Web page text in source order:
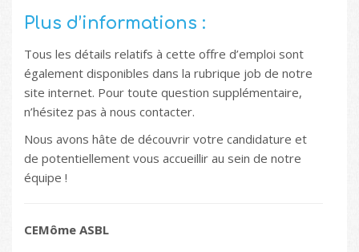
Plus d’informations :
Tous les détails relatifs à cette offre d’emploi sont
également disponibles dans la rubrique job de notre
site internet. Pour toute question supplémentaire,
n’hésitez pas à nous contacter.
Nous avons hâte de découvrir votre candidature et
de potentiellement vous accueillir au sein de notre
équipe !
CEMôme ASBL